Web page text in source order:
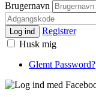
Brugernavn
Log ind
Registrer
Husk mig
Glemt Password?